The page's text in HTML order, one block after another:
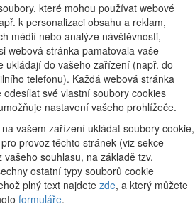
které mohou používat webové
k personalizaci obsahu a reklam,
médií nebo analýze návštěvnosti,
webová stránka pamatovala vaše
ukládají do vašeho zařízení (např. do
telefonu). Každá webová stránka
své vlastní soubory cookies
nastavení vašeho prohlížeče.
vašem zařízení ukládat soubory cookie,
provoz těchto stránek (viz sekce
souhlasu, na základě tzv.
ostatní typy souborů cookie
plný text najdete zde, a který můžete
formuláře.